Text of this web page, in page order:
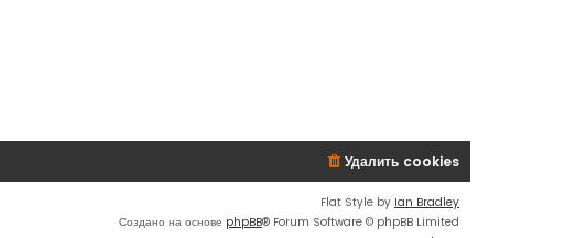
Удалить cookies
Flat Style by Ian Bradley
Создано на основе phpBB® Forum Software © phpBB Limited